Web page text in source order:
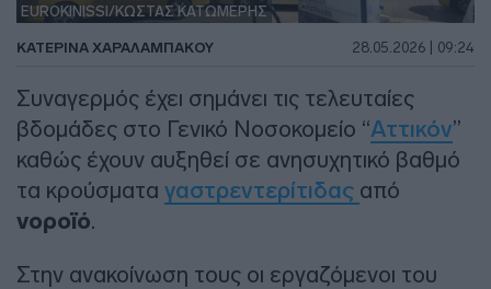
EUROKINISSI/ΚΩΣΤΑΣ ΚΑΤΩΜΕΡΗΣ
ΚΑΤΕΡΙΝΑ ΧΑΡΑΛΑΜΠΑΚΟΥ 28.05.2026 | 09:24
Συναγερμός έχει σημάνει τις τελευταίες
βδομάδες στο Γενικό Νοσοκομείο “Αττικόν”
καθώς έχουν αυξηθεί σε ανησυχητικό βαθμό
τα κρούσματα γαστρεντερίτιδας από
νοροϊό.
Στην ανακοίνωση τους οι εργαζόμενοι του